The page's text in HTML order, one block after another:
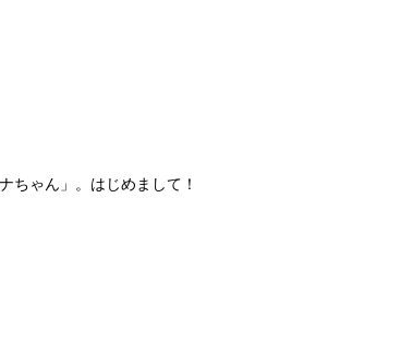
ちゃん」。はじめまして！